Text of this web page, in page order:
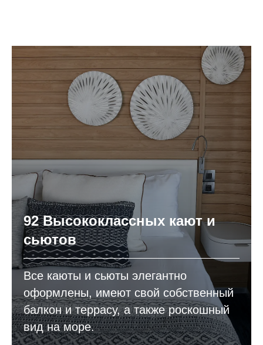
92Высококлассных кают и
сьютов
Все каюты и сьюты элегантно
оформлены, имеют свой собственный
балкон и террасу, а также роскошный
вид на море.